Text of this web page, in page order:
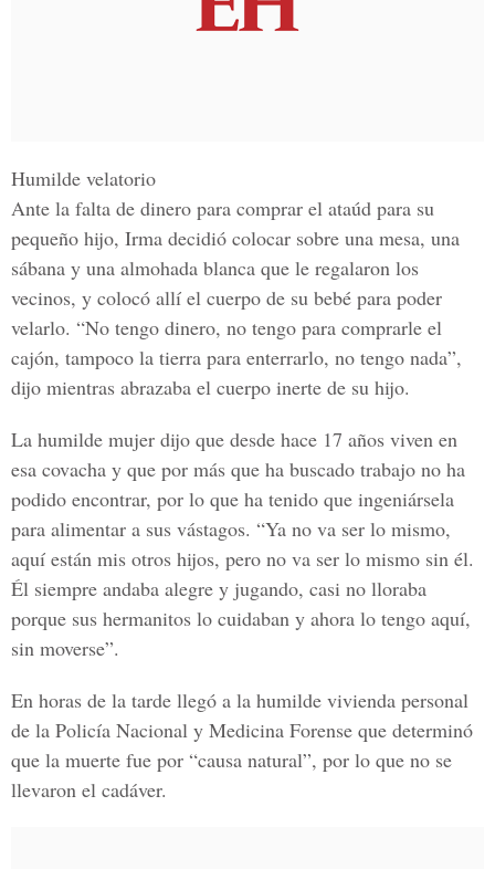
Humilde velatorio
Ante la falta de dinero para comprar el ataúd para su
pequeño hijo, Irma decidió colocar sobre una mesa, una
sábana y una almohada blanca que le regalaron los
vecinos, y colocó allí el cuerpo de su bebé para poder
velarlo. “No tengo dinero, no tengo para comprarle el
cajón, tampoco la tierra para enterrarlo, no tengo nada”,
dijo mientras abrazaba el cuerpo inerte de su hijo.
La humilde mujer dijo que desde hace 17 años viven en
esa covacha y que por más que ha buscado trabajo no ha
podido encontrar, por lo que ha tenido que ingeniársela
para alimentar a sus vástagos. “Ya no va ser lo mismo,
aquí están mis otros hijos, pero no va ser lo mismo sin él.
Él siempre andaba alegre y jugando, casi no lloraba
porque sus hermanitos lo cuidaban y ahora lo tengo aquí,
sin moverse”.
En horas de la tarde llegó a la humilde vivienda personal
de la Policía Nacional y Medicina Forense que determinó
que la muerte fue por “causa natural”, por lo que no se
llevaron el cadáver.